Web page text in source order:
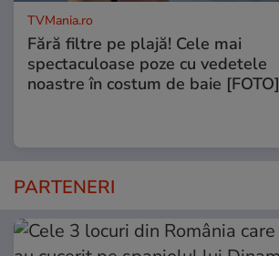
TVMania.ro
Fără filtre pe plajă! Cele mai
spectaculoase poze cu vedetele
noastre în costum de baie [FOTO]
PARTENERI